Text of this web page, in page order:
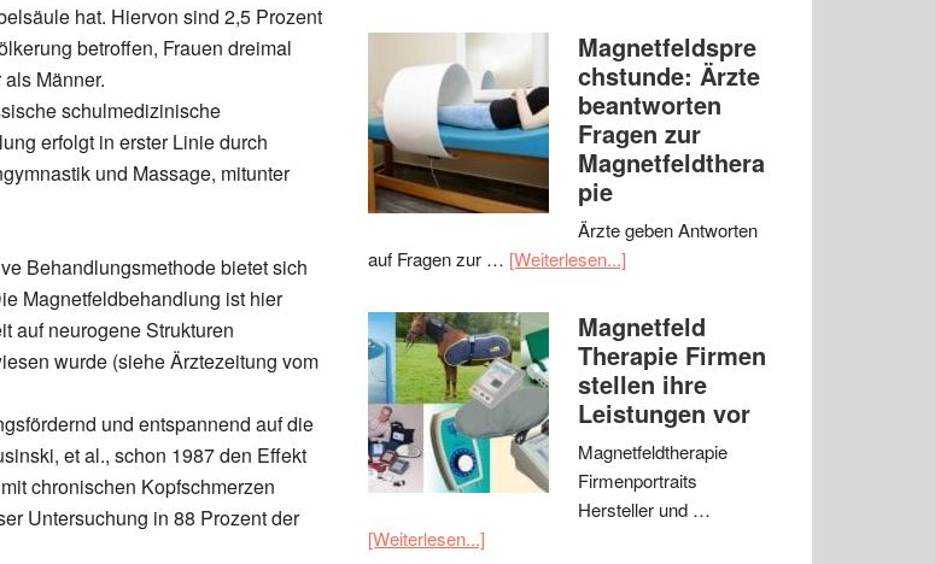
hat. Hiervon sind 2,5 Prozent
betroffen, Frauen dreimal
Männer.
schulmedizinische
erfolgt in erster Linie durch
und Massage, mitunter
Behandlungsmethode bietet sich
Magnetfeldbehandlung ist hier
auf neurogene Strukturen
wurde (siehe Ärztezeitung vom
und entspannend auf die
et al., schon 1987 den Effekt
chronischen Kopfschmerzen
Untersuchung in 88 Prozent der
Magnetfeldspre
chstunde: Ärzte
beantworten
Fragen zur
Magnetfeldthera
pie
Ärzte geben Antworten
auf Fragen zur … [Weiterlesen...]
Magnetfeld
Therapie Firmen
stellen ihre
Leistungen vor
Magnetfeldtherapie
Firmenportraits
Hersteller und …
[Weiterlesen...]